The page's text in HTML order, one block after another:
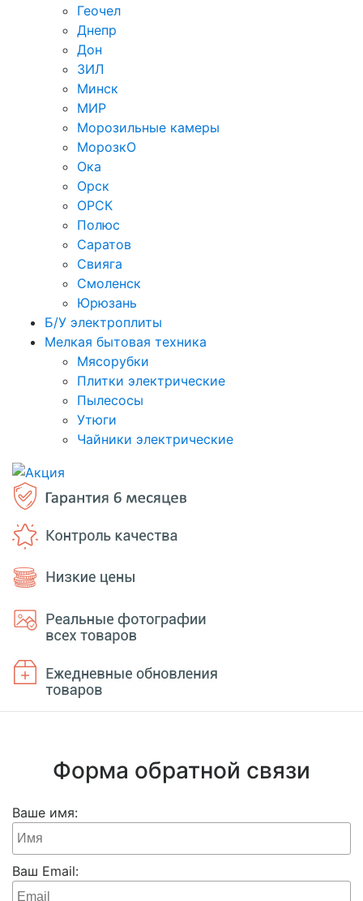
Геочел
Днепр
Дон
ЗИЛ
Минск
МИР
Морозильные камеры
МорозкО
Ока
Орск
ОРСК
Полюс
Саратов
Свияга
Смоленск
Юрюзань
Б/У электроплиты
Мелкая бытовая техника
Мясорубки
Плитки электрические
Пылесосы
Утюги
Чайники электрические
Форма обратной связи
Ваше имя:
Ваш Email: